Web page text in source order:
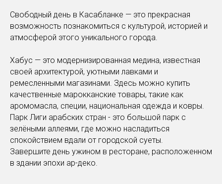
Свободный день в Касабланке — это прекрасная
возможность познакомиться с культурой, историей и
атмосферой этого уникального города.
Хабус — это модернизированная медина, известная
своей архитектурой, уютными лавками и
ремесленными магазинами. Здесь можно купить
качественные марокканские товары, такие как
аромомасла, специи, национальная одежда и ковры.
Парк Лиги арабских стран - это большой парк с
зелёными аллеями, где можно насладиться
спокойствием вдали от городской суеты.
Завершите день ужином в ресторане, расположенном
в здании эпохи ар-деко.